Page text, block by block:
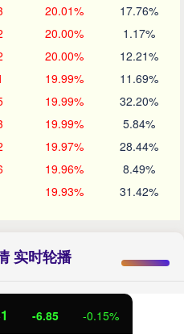
20.01% 17.76%
20.00% 1.17%
20.00% 12.21%
19.99% 11.69%
19.99% 32.20%
19.99% 5.84%
19.97% 28.44%
19.96% 8.49%
19.93% 31.42%
实时轮播
3.42 0.30%